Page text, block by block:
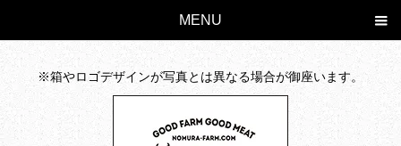
MENU
焼肉の通販、お取り寄せなら美味しい国産牛がおすすめ。グルメな方に人気
※箱やロゴデザインが写真とは異なる場合が御座います。